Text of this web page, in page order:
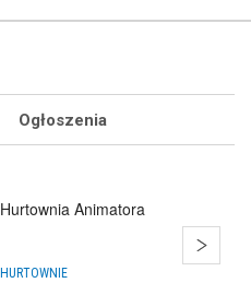
Ogłoszenia
Hurtownia Animatora
HURTOWNIE